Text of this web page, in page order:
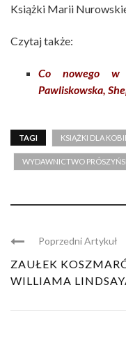
Książki Marii
Czytaj także:
Co nowego w
Pawliskowska,
TAGI KSIĄŻKI DLA
WYDAWNICTWO
Poprzedni Artykuł
ZAUŁEK
WILLIAMA